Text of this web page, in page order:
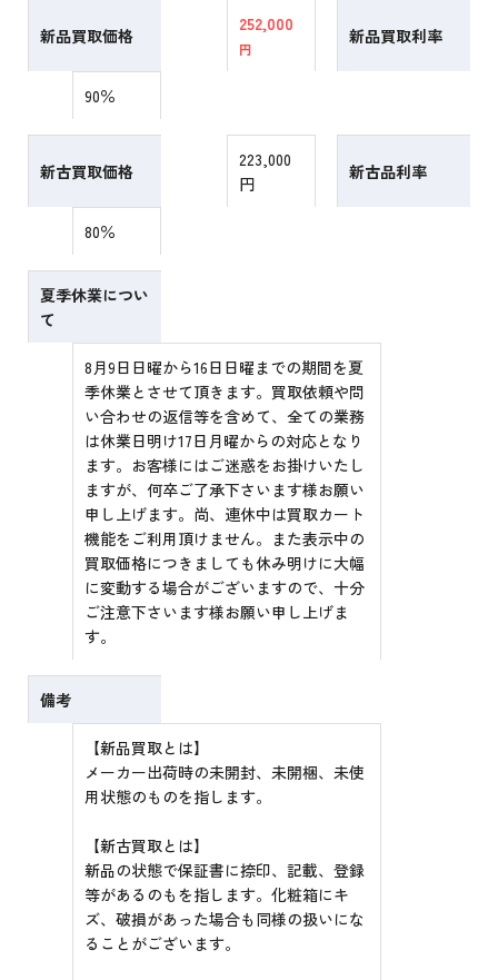
新品買取価格
252,000
円
新品買取利率
90％
新古買取価格
223,000
円
新古品利率
80％
夏季休業につい
て
8月9日日曜から16日日曜までの期間を夏
季休業とさせて頂きます。買取依頼や問
い合わせの返信等を含めて、全ての業務
は休業日明け17日月曜からの対応となり
ます。お客様にはご迷惑をお掛けいたし
ますが、何卒ご了承下さいます様お願い
申し上げます。尚、連休中は買取カート
機能をご利用頂けません。また表示中の
買取価格につきましても休み明けに大幅
に変動する場合がございますので、十分
ご注意下さいます様お願い申し上げま
す。
備考
【新品買取とは】
メーカー出荷時の未開封、未開梱、未使
用状態のものを指します。
【新古買取とは】
新品の状態で保証書に捺印、記載、登録
等があるのもを指します。化粧箱にキ
ズ、破損があった場合も同様の扱いにな
ることがございます。